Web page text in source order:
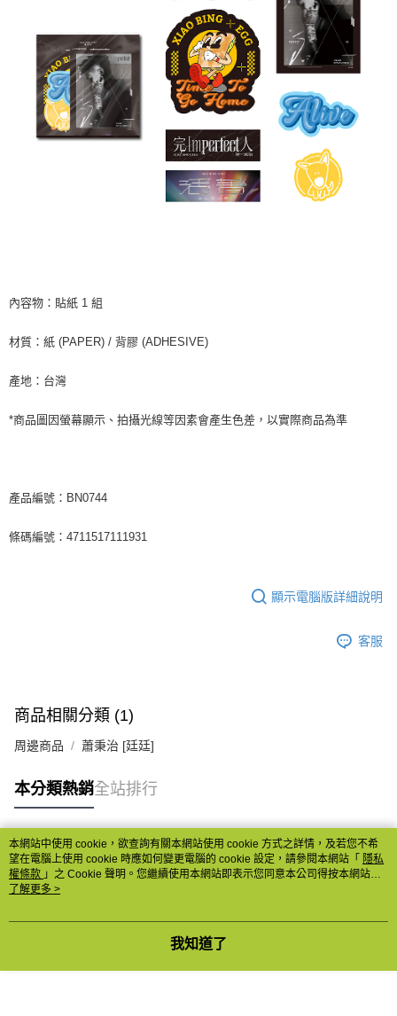
每筆NT$65，滿NT$1,000(含以上)免運費
付款後全家取貨
每筆NT$65，滿NT$1,000(含以上)免運費
7-11取貨付款
每筆NT$65，滿NT$1,000(含以上)免運費
海外地區配送
內容物：貼紙 1 組
材質：紙 (PAPER) / 背膠 (ADHESIVE)
產地：台灣
*商品圖因螢幕顯示、拍攝光線等因素會產生色差，以實際商品為準
產品編號：BN0744
條碼編號：4711517111931
顯示電腦版詳細說明
客服
商品相關分類 (1)
周邊商品 蕭秉治 [廷廷]
本分類熱銷全站排行
熱門標籤
本網站中使用 cookie，欲查詢有關本網站使用 cookie 方式之詳情，及若您不希
望在電腦上使用 cookie 時應如何變更電腦的 cookie 設定，請參閱本網站「 隱私
權條款 」之 Cookie 聲明。您繼續使用本網站即表示您同意本公司得按本網站使
用條款之 Cookie 聲明使用 cookie。
了解更多 >
我知道了